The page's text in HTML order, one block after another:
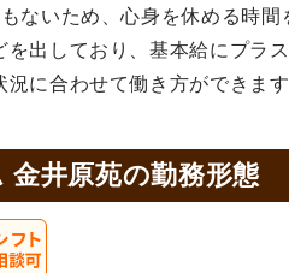
ないため、心身を休める時
出しており、基本給にプラ
に合わせて働き方ができます
金井原苑の勤務形態